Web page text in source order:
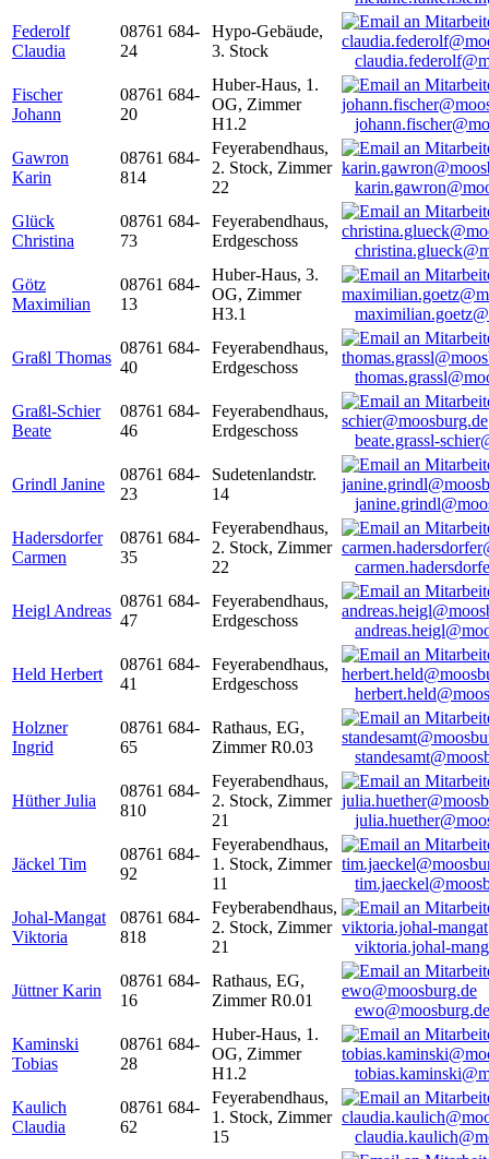
Federolf
Claudia
08761 684-
24
Hypo-Gebäude,
3. Stock
Fischer
Johann
08761 684-
20
Huber-Haus, 1.
OG, Zimmer
H1.2
Gawron
Karin
08761 684-
814
Feyerabendhaus,
2. Stock, Zimmer
22
Glück
Christina
08761 684-
73
Feyerabendhaus,
Erdgeschoss
Götz
Maximilian
08761 684-
13
Huber-Haus, 3.
OG, Zimmer
H3.1
Graßl Thomas
08761 684-
40
Feyerabendhaus,
Erdgeschoss
Graßl-Schier
Beate
08761 684-
46
Feyerabendhaus,
Erdgeschoss
beate.grassl-
Grindl Janine
08761 684-
23
Sudetenlandstr.
14
Hadersdorfer
Carmen
08761 684-
35
Feyerabendhaus,
2. Stock, Zimmer
22
Heigl Andreas
08761 684-
47
Feyerabendhaus,
Erdgeschoss
Held Herbert
08761 684-
41
Feyerabendhaus,
Erdgeschoss
Holzner
Ingrid
08761 684-
65
Rathaus, EG,
Zimmer R0.03
Hüther Julia
08761 684-
810
Feyerabendhaus,
2. Stock, Zimmer
21
Jäckel Tim
08761 684-
92
Feyerabendhaus,
1. Stock, Zimmer
11
Johal-Mangat
Viktoria
08761 684-
818
Feyberabendhaus,
2. Stock, Zimmer
21
viktoria.johal-
Jüttner Karin
08761 684-
16
Rathaus, EG,
Zimmer R0.01
ewo@moosburg.de
Kaminski
Tobias
08761 684-
28
Huber-Haus, 1.
OG, Zimmer
H1.2
Kaulich
Claudia
08761 684-
62
Feyerabendhaus,
1. Stock, Zimmer
15